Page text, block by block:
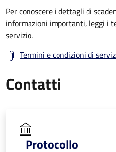
Per conoscere i dettagli di
informazioni importanti, leggi i
servizio.
Termini e condizioni di
Contatti
Protocollo